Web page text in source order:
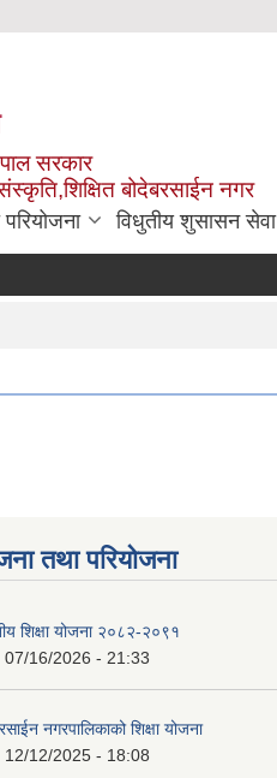
सरकार
बोदेबरसाईन नगर
विधुतीय शुसासन सेवा
तथा परियोजना
शिक्षा योजना २०८२-२०९१
07/16/2026 - 21:33
नगरपालिकाको शिक्षा योजना
12/12/2025 - 18:08